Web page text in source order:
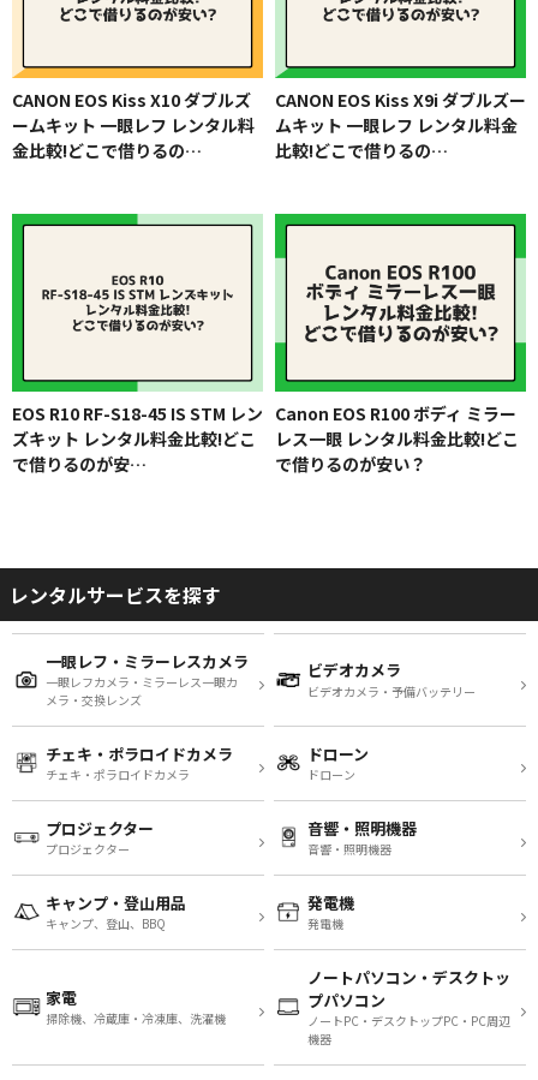
CANON EOS Kiss X10 ダブルズ
ームキット 一眼レフ レンタル料
金比較!どこで借りるの…
CANON EOS Kiss X9i ダブルズー
ムキット 一眼レフ レンタル料金
比較!どこで借りるの…
EOS R10 RF-S18-45 IS STM レン
ズキット レンタル料金比較!どこ
で借りるのが安…
Canon EOS R100 ボディ ミラー
レス一眼 レンタル料金比較!どこ
で借りるのが安い？
レンタルサービスを探す
一眼レフ・ミラーレスカメラ
一眼レフカメラ・ミラーレス一眼カ
メラ・交換レンズ
ビデオカメラ
ビデオカメラ・予備バッテリー
チェキ・ポラロイドカメラ
チェキ・ポラロイドカメラ
ドローン
ドローン
プロジェクター
プロジェクター
音響・照明機器
音響・照明機器
キャンプ・登山用品
キャンプ、登山、BBQ
発電機
発電機
家電
掃除機、冷蔵庫・冷凍庫、洗濯機
ノートパソコン・デスクトッ
プパソコン
ノートPC・デスクトップPC・PC周辺
機器